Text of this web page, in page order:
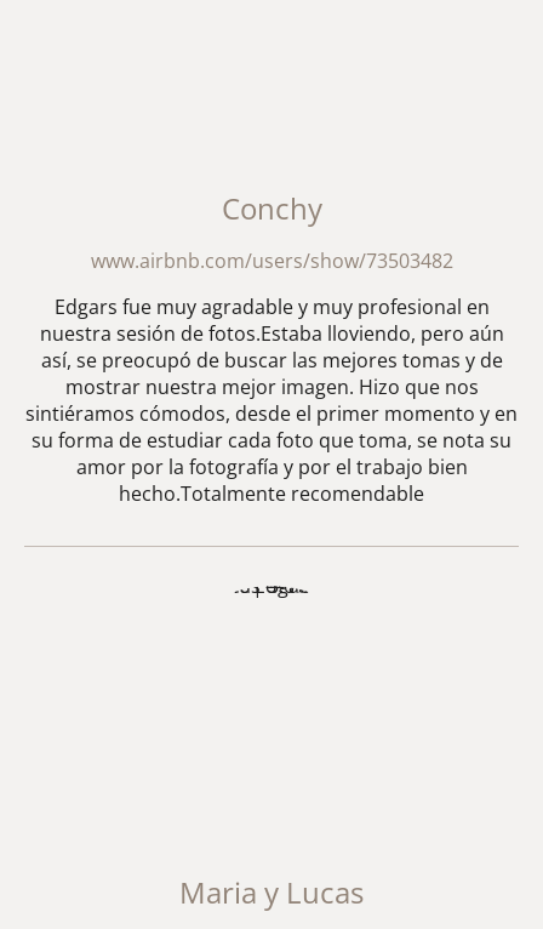
Conchy
www.airbnb.com/users/show/73503482
Edgars fue muy agradable y muy profesional en
nuestra sesión de fotos.Estaba lloviendo, pero aún
así, se preocupó de buscar las mejores tomas y de
mostrar nuestra mejor imagen. Hizo que nos
sintiéramos cómodos, desde el primer momento y en
su forma de estudiar cada foto que toma, se nota su
amor por la fotografía y por el trabajo bien
hecho.Totalmente recomendable
Maria y Lucas